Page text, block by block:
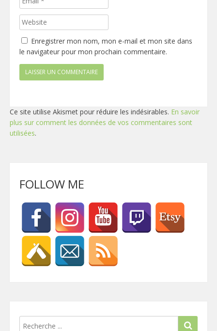
Enregistrer mon nom, mon e-mail et mon site dans
le navigateur pour mon prochain commentaire.
Ce site utilise Akismet pour réduire les indésirables. En savoir
plus sur comment les données de vos commentaires sont
utilisées.
FOLLOW ME